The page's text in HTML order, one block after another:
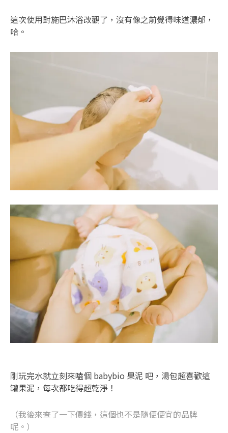
這次使用對施巴沐浴改觀了，沒有像之前覺得味道濃郁，
哈。
剛玩完水就立刻來嗑個 babybio 果泥 吧，湯包超喜歡這
罐果泥，每次都吃得超乾淨！
（我後來查了一下價錢，這個也不是隨便便宜的品牌
呢。）